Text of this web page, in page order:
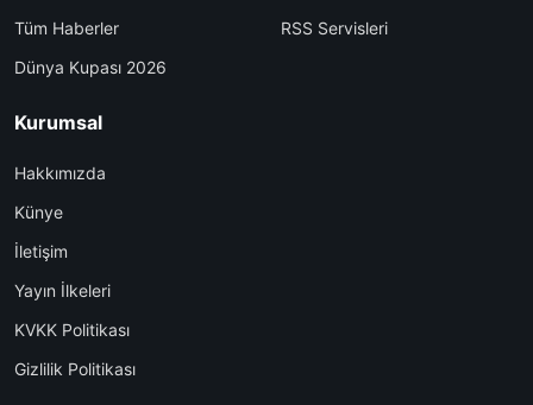
Tüm Haberler
Dünya Kupası 2026
RSS Servisleri
Kurumsal
Hakkımızda
Künye
İletişim
Yayın İlkeleri
KVKK Politikası
Gizlilik Politikası